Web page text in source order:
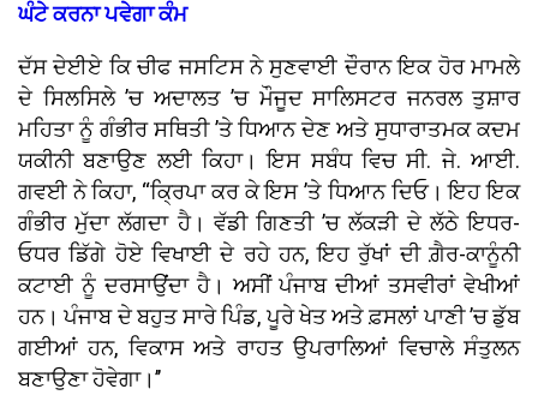
ਘੰਟੇ ਕਰਨਾ ਪਵੇਗਾ ਕੰਮ
ਦੱਸ ਦੇਈਏ ਕਿ ਚੀਫ ਜਸਟਿਸ ਨੇ ਸੁਣਵਾਈ ਦੌਰਾਨ ਇਕ ਹੋਰ ਮਾਮਲੇ
ਦੇ ਸਿਲਸਿਲੇ ’ਚ ਅਦਾਲਤ ’ਚ ਮੌਜੂਦ ਸਾਲਿਸਟਰ ਜਨਰਲ ਤੁਸ਼ਾਰ
ਮਹਿਤਾ ਨੂੰ ਗੰਭੀਰ ਸਥਿਤੀ ’ਤੇ ਧਿਆਨ ਦੇਣ ਅਤੇ ਸੁਧਾਰਾਤਮਕ ਕਦਮ
ਯਕੀਨੀ ਬਣਾਉਣ ਲਈ ਕਿਹਾ। ਇਸ ਸਬੰਧ ਵਿਚ ਸੀ. ਜੇ. ਆਈ.
ਗਵਈ ਨੇ ਕਿਹਾ, “ਕ੍ਰਿਪਾ ਕਰ ਕੇ ਇਸ ’ਤੇ ਧਿਆਨ ਦਿਓ। ਇਹ ਇਕ
ਗੰਭੀਰ ਮੁੱਦਾ ਲੱਗਦਾ ਹੈ। ਵੱਡੀ ਗਿਣਤੀ ’ਚ ਲੱਕੜੀ ਦੇ ਲੱਠੇ ਇਧਰ-
ਓਧਰ ਡਿੱਗੇ ਹੋਏ ਵਿਖਾਈ ਦੇ ਰਹੇ ਹਨ, ਇਹ ਰੁੱਖਾਂ ਦੀ ਗ਼ੈਰ-ਕਾਨੂੰਨੀ
ਕਟਾਈ ਨੂੰ ਦਰਸਾਉਂਦਾ ਹੈ। ਅਸੀਂ ਪੰਜਾਬ ਦੀਆਂ ਤਸਵੀਰਾਂ ਵੇਖੀਆਂ
ਹਨ। ਪੰਜਾਬ ਦੇ ਬਹੁਤ ਸਾਰੇ ਪਿੰਡ, ਪੂਰੇ ਖੇਤ ਅਤੇ ਫ਼ਸਲਾਂ ਪਾਣੀ ’ਚ ਡੁੱਬ
ਗਈਆਂ ਹਨ, ਵਿਕਾਸ ਅਤੇ ਰਾਹਤ ਉਪਰਾਲਿਆਂ ਵਿਚਾਲੇ ਸੰਤੁਲਨ
ਬਣਾਉਣਾ ਹੋਵੇਗਾ।’’